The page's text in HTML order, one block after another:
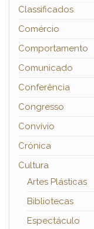
Classificados
Comércio
Comportamento
Comunicado
Conferência
Congresso
Convívio
Crónica
Cultura
Artes Plásticas
Bibliotecas
Espectáculo